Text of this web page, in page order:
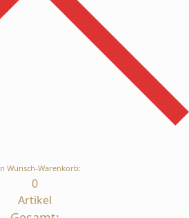
Wunsch-Warenkorb:
0
Artikel